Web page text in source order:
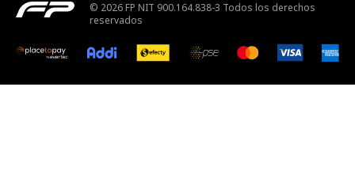
© 2026 FP NIT 900.164.838-3 Todos los derechos
reservados